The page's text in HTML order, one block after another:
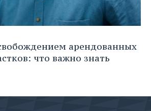
арендованных
что важно знать